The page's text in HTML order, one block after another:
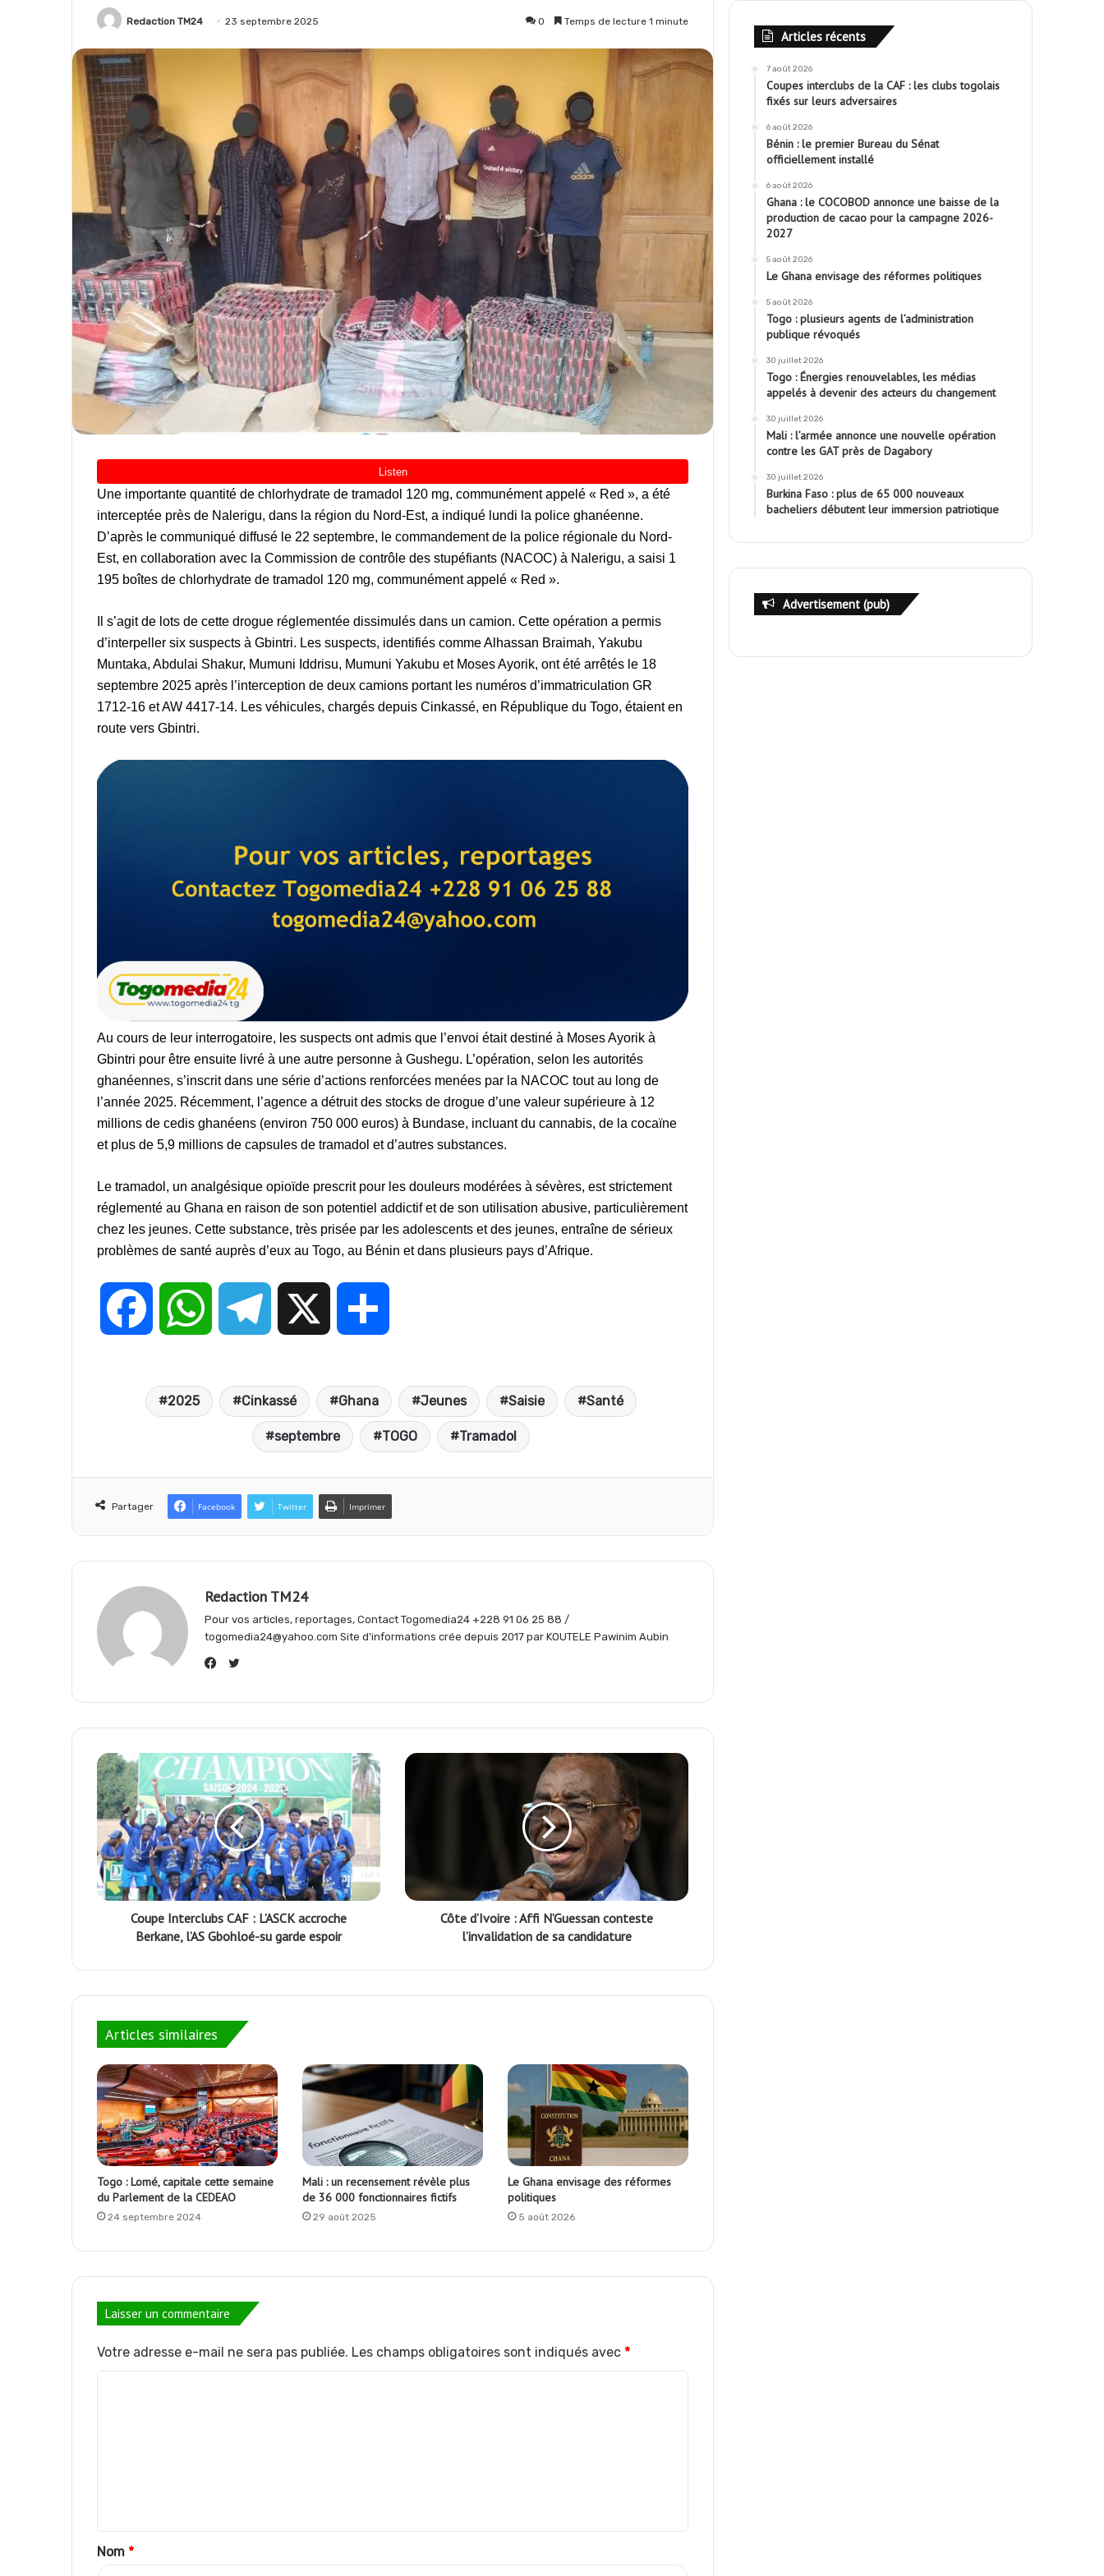
Redaction TM24 23 septembre 2025 0 Temps de lecture 1 minute
Une importante quantité de chlorhydrate de tramadol 120 mg, communément appelé « Red », a été
interceptée près de Nalerigu, dans la région du Nord-Est, a indiqué lundi la police ghanéenne.
D’après le communiqué diffusé le 22 septembre, le commandement de la police régionale du Nord-
Est, en collaboration avec la Commission de contrôle des stupéfiants (NACOC) à Nalerigu, a saisi 1
195 boîtes de chlorhydrate de tramadol 120 mg, communément appelé « Red ».
Il s’agit de lots de cette drogue réglementée dissimulés dans un camion. Cette opération a permis
d’interpeller six suspects à Gbintri. Les suspects, identifiés comme Alhassan Braimah, Yakubu
Muntaka, Abdulai Shakur, Mumuni Iddrisu, Mumuni Yakubu et Moses Ayorik, ont été arrêtés le 18
septembre 2025 après l’interception de deux camions portant les numéros d’immatriculation GR
1712-16 et AW 4417-14. Les véhicules, chargés depuis Cinkassé, en République du Togo, étaient en
route vers Gbintri.
Au cours de leur interrogatoire, les suspects ont admis que l’envoi était destiné à Moses Ayorik à
Gbintri pour être ensuite livré à une autre personne à Gushegu. L’opération, selon les autorités
ghanéennes, s’inscrit dans une série d’actions renforcées menées par la NACOC tout au long de
l’année 2025. Récemment, l’agence a détruit des stocks de drogue d’une valeur supérieure à 12
millions de cedis ghanéens (environ 750 000 euros) à Bundase, incluant du cannabis, de la cocaïne
et plus de 5,9 millions de capsules de tramadol et d’autres substances.
Le tramadol, un analgésique opioïde prescrit pour les douleurs modérées à sévères, est strictement
réglementé au Ghana en raison de son potentiel addictif et de son utilisation abusive, particulièrement
chez les jeunes. Cette substance, très prisée par les adolescents et des jeunes, entraîne de sérieux
problèmes de santé auprès d’eux au Togo, au Bénin et dans plusieurs pays d’Afrique.
c
o
s
p
l
g
a
r
a
e
2025 Cinkassé Ghana Jeunes Saisie Santé
septembre TOGO Tramadol
Partager Facebook Twitter Imprimer
Redaction TM24
Pour vos articles, reportages, Contact Togomedia24 +228 91 06 25 88 /
togomedia24@yahoo.com Site d'informations crée depuis 2017 par KOUTELE Pawinim Aubin
Twitter
Coupe Interclubs CAF : L’ASCK accroche
Berkane, l’AS Gbohloé-su garde espoir
Côte d’Ivoire : Affi N’Guessan conteste
l’invalidation de sa candidature
Articles similaires
Togo : Lomé, capitale cette semaine
du Parlement de la CEDEAO
24 septembre 2024
Mali : un recensement révèle plus
de 36 000 fonctionnaires fictifs
29 août 2025
Le Ghana envisage des réformes
politiques
5 août 2026
Laisser un commentaire
Votre adresse e-mail ne sera pas publiée. Les champs obligatoires sont indiqués avec *
t
a
Nom *
Articles récents
7 août 2026
Coupes interclubs de la CAF : les clubs togolais
fixés sur leurs adversaires
6 août 2026
Bénin : le premier Bureau du Sénat
officiellement installé
6 août 2026
Ghana : le COCOBOD annonce une baisse de la
production de cacao pour la campagne 2026-
2027
5 août 2026
Le Ghana envisage des réformes politiques
5 août 2026
Togo : plusieurs agents de l’administration
publique révoqués
30 juillet 2026
Togo : Énergies renouvelables, les médias
appelés à devenir des acteurs du changement
30 juillet 2026
Mali : l’armée annonce une nouvelle opération
contre les GAT près de Dagabory
30 juillet 2026
Burkina Faso : plus de 65 000 nouveaux
bacheliers débutent leur immersion patriotique
Advertisement (pub)